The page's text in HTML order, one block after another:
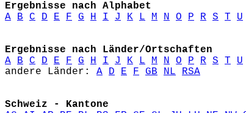
Ergebnisse nach Alphabet
A
B C D E F G H I J K L M N O P R S T U
Ergebnisse nach Länder/Ortschaften
A
B C D E F G H I J K L M N O P R S T U
andere Länder: A D E F GB NL RSA
Schweiz - Kantone